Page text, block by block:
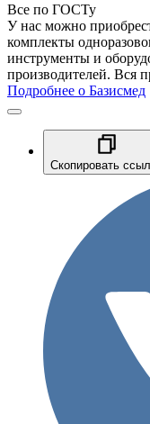
Все по ГОСТу
У нас можно
комплекты
инструменты и
производителей. Вся
Подробнее о Базисмед
Скопировать